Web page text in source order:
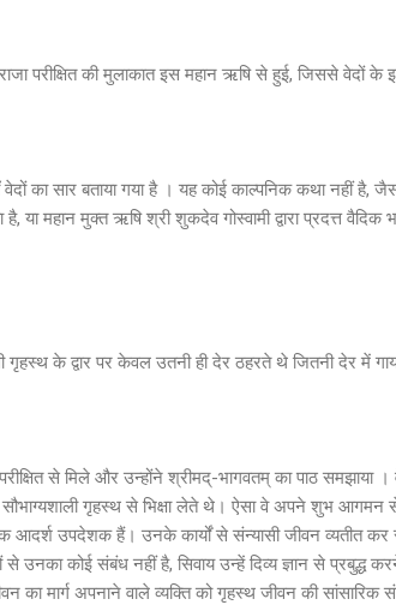
परीक्षित की मुलाकात इस महान ऋषि से हुई, जिससे वेदों
का सार बताया गया है । यह कोई काल्पनिक कथा नहीं है,
या महान मुक्त ऋषि श्री शुकदेव गोस्वामी द्वारा प्रदत्त
गृहस्थ के द्वार पर केवल उतनी ही देर ठहरते थे जितनी देर
परीक्षित से मिले और उन्होंने श्रीमद्-भागवतम् का पाठ
गृहस्थ से भिक्षा लेते थे। ऐसा वे अपने शुभ
एक आदर्श उपदेशक हैं। उनके कार्यों से संन्यासी जीवन व्यतीत
से उनका कोई संबंध नहीं है, सिवाय उन्हें दिव्य ज्ञान से
का मार्ग अपनाने वाले व्यक्ति को गृहस्थ जीवन की